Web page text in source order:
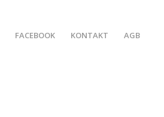
FACEBOOK KONTAKT AGB